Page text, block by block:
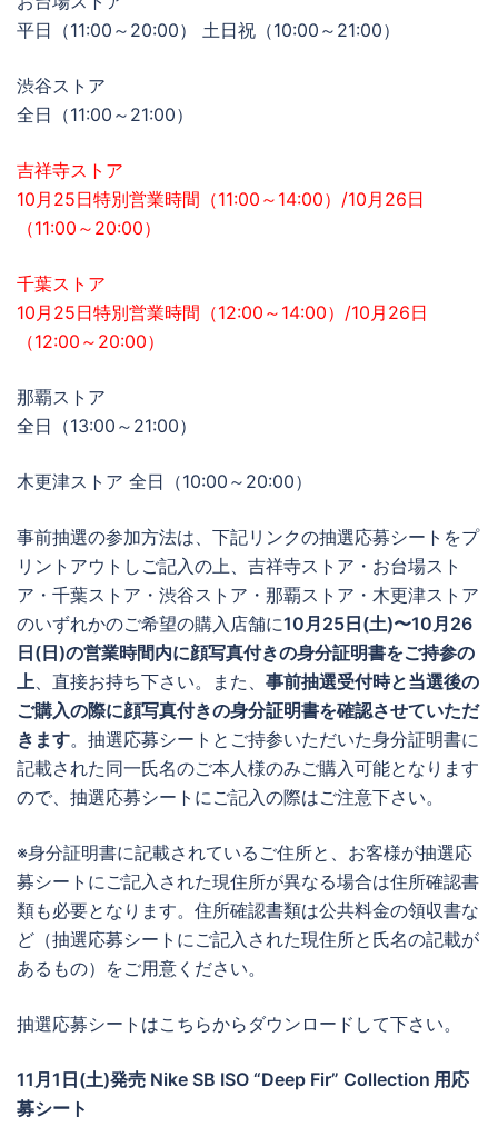
平日（11:00～20:00） 土日祝（10:00～21:00）
渋谷ストア
全日（11:00～21:00）
吉祥寺ストア
10月25日特別営業時間（11:00～14:00）/10月26日
（11:00～20:00）
千葉ストア
10月25日特別営業時間（12:00～14:00）/10月26日
（12:00～20:00）
那覇ストア
全日（13:00～21:00）
木更津ストア 全日（10:00～20:00）
事前抽選の参加方法は、下記リンクの抽選応募シートをプ
リントアウトしご記入の上、吉祥寺ストア・お台場スト
ア・千葉ストア・渋谷ストア・那覇ストア・木更津ストア
のいずれかのご希望の購入店舗に10月25日(土)〜10月26
日(日)の営業時間内に顔写真付きの身分証明書をご持参の
上 、直接お持ち下さい。また、 事前抽選受付時と当選後の
ご購入の際に顔写真付きの身分証明書を確認させていただ
きます。抽選応募シートとご持参いただいた身分証明書に
記載された同一氏名のご本人様のみご購入可能となります
ので、抽選応募シートにご記入の際はご注意下さい。
※身分証明書に記載されているご住所と、お客様が抽選応
募シートにご記入された現住所が異なる場合は住所確認書
類も必要となります。住所確認書類は公共料金の領収書な
ど（抽選応募シートにご記入された現住所と氏名の記載が
あるもの）をご用意ください。
抽選応募シートはこちらからダウンロードして下さい。
11月1日(土)発売 Nike SB ISO “Deep Fir” Collection 用応
募シート